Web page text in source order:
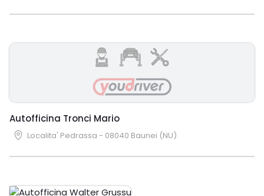
Autofficina Tronci Mario
Localita' Pedrassa - 08040 Baunei (NU)